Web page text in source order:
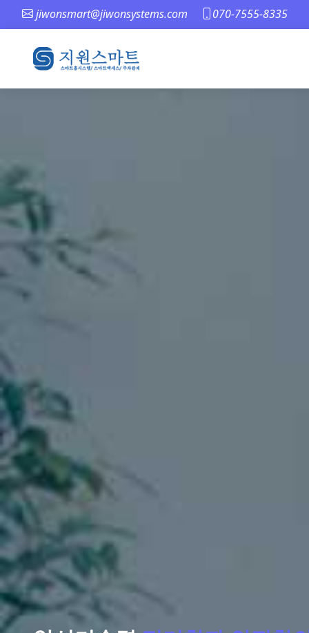
jiwonsmart@jiwonsystems.com 070-7555-8335